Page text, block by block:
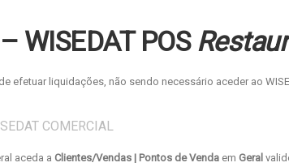
WISEDAT POS
efetuar liquidações, não sendo necessário aceder ao
COMERCIAL
aceda a Clientes/Vendas | Pontos de Venda em Geral